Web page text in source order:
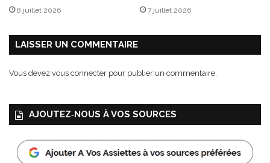
8 juillet 2026 7 juillet 2026
LAISSER UN COMMENTAIRE
Vous devez vous connecter pour publier un commentaire.
AJOUTEZ‑NOUS À VOS SOURCES